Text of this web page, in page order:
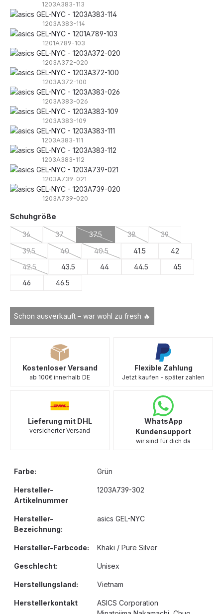
Schon ausverkauft – war wohl zu fresh 🔥
1203A383-113
1203A383-114
1201A789-103
1203A372-020
1203A372-100
1203A383-026
1203A383-109
1203A383-111
1203A383-112
1203A739-021
1203A739-020
Schuhgröße
36
(Diese Option ist zurzeit nicht verfügbar.)
37
(Diese Option ist zurzeit nicht verfügbar.)
37.5
(Diese Option ist zurzeit nicht verfügbar.)
38
(Diese Option ist zurzeit nicht
39
(Diese Option ist
39.5
(Diese Option ist zurzeit nicht verfügbar.)
40
(Diese Option ist zurzeit nicht verfügbar.)
40.5
(Diese Option ist zurzeit nicht verfügbar.)
41.5
42
42.5
(Diese Option ist zurzeit nicht verfügbar.)
43.5 44 44.5
45
46
46.5
Kostenloser Versand
ab 100€ innerhalb DE
Flexible Zahlung
Jetzt kaufen - später zahlen
Lieferung mit DHL
versicherter Versand
WhatsApp
Kundensupport
wir sind für dich da
Farbe: Grün
Hersteller-
Artikelnummer
1203A739-302
Hersteller-
Bezeichnung:
asics GEL-NYC
Hersteller-Farbcode: Khaki / Pure Silver
Geschlecht: Unisex
Herstellungsland: Vietnam
Herstellerkontakt
ASICS Corporation